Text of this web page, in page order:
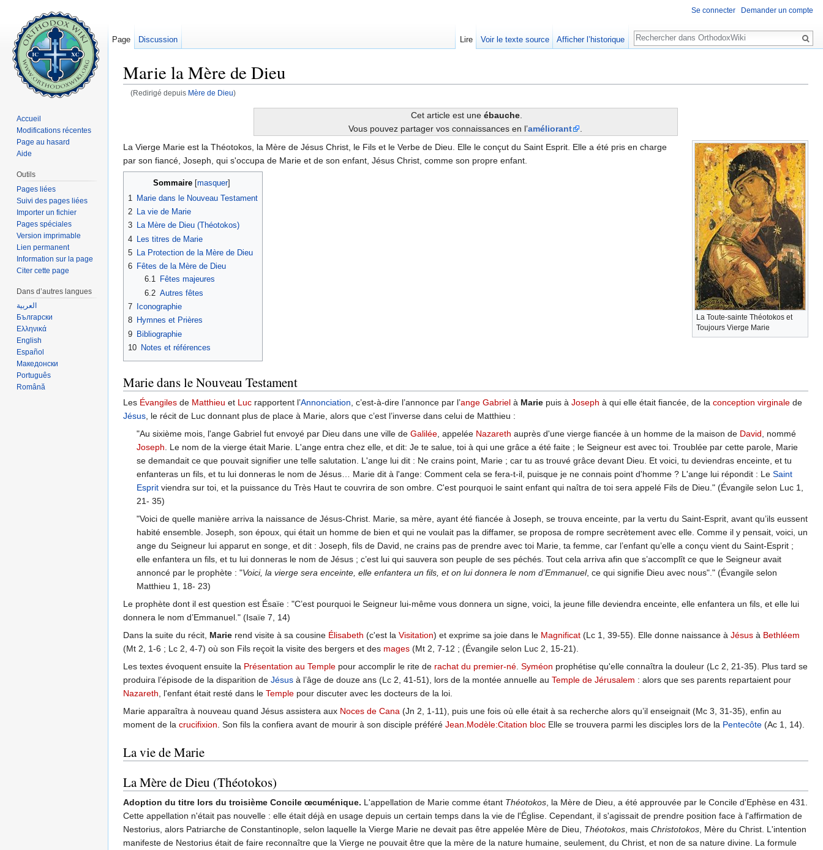
Marie la Mère de Dieu
(Redirigé depuis Mère de Dieu)
Cet article est uneébauche
Vous pouvez partager vos connaissances en l’améliorant
La Toute-sainte Théotokos et
Toujours Vierge Marie
La Vierge Marie est la Théotokos, la Mère de Jésus Christ, le Fils et le Verbe de Dieu. Elle le conçut du Saint Esprit. Elle a été pris en charge
par son fiancé, Joseph, qui s'occupa de Marie et de son enfant, Jésus Christ, comme son propre enfant.
Sommaire [masquer]
1
Marie dans le Nouveau Testament
2
La vie de Marie
3 La Mère de Dieu (Théotokos)
4 Les titres de Marie
5
La Protection de la Mère de Dieu
6 Fêtes de la Mère de Dieu
6.1
Fêtes majeures
6.2 Autres fêtes
7
Iconographie
8 Hymnes et Prières
9 Bibliographie
10 Notes et références
Marie dans le Nouveau Testament
Les Évangiles de Matthieu et Luc rapportent l’Annonciation , c’est-à-dire l’annonce par l’ange Gabriel à Marie puis à Joseph à qui elle était fiancée, de la conception virginale de
Jésus , le récit de Luc donnant plus de place à Marie, alors que c’est l’inverse dans celui de Matthieu :
"Au sixième mois, l'ange Gabriel fut envoyé par Dieu dans une ville deGalilée , appelée Nazareth auprès d'une vierge fiancée à un homme de la maison de David , nommé
Joseph . Le nom de la vierge était Marie. L'ange entra chez elle, et dit: Je te salue, toi à qui une grâce a été faite ; le Seigneur est avec toi. Troublée par cette parole, Marie
se demandait ce que pouvait signifier une telle salutation. L'ange lui dit : Ne crains point, Marie ; car tu as trouvé grâce devant Dieu. Et voici, tu deviendras enceinte, et tu
enfanteras un fils, et tu lui donneras le nom de Jésus… Marie dit à l'ange: Comment cela se fera-t-il, puisque je ne connais point d'homme ? L'ange lui répondit : LeSaint
Esprit viendra sur toi, et la puissance du Très Haut te couvrira de son ombre. C'est pourquoi le saint enfant qui naîtra de toi sera appelé Fils de Dieu." (Évangile selon Luc 1,
21- 35)
"Voici de quelle manière arriva la naissance de Jésus-Christ. Marie, sa mère, ayant été fiancée à Joseph, se trouva enceinte, par la vertu du Saint-Esprit, avant qu’ils eussent
habité ensemble. Joseph, son époux, qui était un homme de bien et qui ne voulait pas la diffamer, se proposa de rompre secrètement avec elle. Comme il y pensait, voici, un
ange du Seigneur lui apparut en songe, et dit : Joseph, fils de David, ne crains pas de prendre avec toi Marie, ta femme, car l’enfant qu’elle a conçu vient du Saint-Esprit ;
elle enfantera un fils, et tu lui donneras le nom de Jésus ; c’est lui qui sauvera son peuple de ses péchés. Tout cela arriva afin que s’accomplît ce que le Seigneur avait
annoncé par le prophète : "Voici, la vierge sera enceinte, elle enfantera un fils, et on lui donnera le nom d’Emmanuel, ce qui signifie Dieu avec nous"." (Évangile selon
Matthieu 1, 18- 23)
Le prophète dont il est question est Ésaïe : "C’est pourquoi le Seigneur lui-même vous donnera un signe, voici, la jeune fille deviendra enceinte, elle enfantera un fils, et elle lui
donnera le nom d’Emmanuel." (Isaïe 7, 14)
Dans la suite du récit, Marie rend visite à sa cousine Élisabeth (c'est la Visitation) et exprime sa joie dans le Magnificat (Lc 1, 39-55). Elle donne naissance à Jésus à Bethléem
(Mt 2, 1-6 ; Lc 2, 4-7) où son Fils reçoit la visite des bergers et des mages (Mt 2, 7-12 ; (Évangile selon Luc 2, 15-21).
Les textes évoquent ensuite la Présentation au Temple pour accomplir le rite de rachat du premier-né Syméon prophétise qu'elle connaîtra la douleur (Lc 2, 21-35). Plus tard se
produira l’épisode de la disparition de Jésus à l’âge de douze ans (Lc 2, 41-51), lors de la montée annuelle au Temple de Jérusalem : alors que ses parents repartaient pour
Nazareth , l'enfant était resté dans le Temple pour discuter avec les docteurs de la loi.
Marie apparaîtra à nouveau quand Jésus assistera aux Noces de Cana (Jn 2, 1-11), puis une fois où elle était à sa recherche alors qu’il enseignait (Mc 3, 31-35), enfin au
moment de la crucifixion . Son fils la confiera avant de mourir à son disciple préféré Jean Modèle:Citation bloc Elle se trouvera parmi les disciples lors de la Pentecôte (Ac 1, 14).
La vie de Marie
La Mère de Dieu (Théotokos)
Adoption du titre lors du troisième Concile œcuménique. L'appellation de Marie comme étant Théotokos , la Mère de Dieu, a été approuvée par le Concile d'Ephèse en 431.
Cette appellation n'était pas nouvelle : elle était déjà en usage depuis un certain temps dans la vie de l'Église. Cependant, il s'agissait de prendre position face à l'affirmation de
Nestorius, alors Patriarche de Constantinople, selon laquelle la Vierge Marie ne devait pas être appelée Mère de Dieu, Théotokos , mais Christotokos , Mère du Christ. L'intention
manifeste de Nestorius était de faire reconnaître que la Vierge ne pouvait être que la mère de la nature humaine, seulement, du Christ, et non de sa nature divine. La formule
Se connecter Demander un compte
Page Discussion Lire Voir le texte source Afficher l’historique
Rechercher
Accueil
Modifications récentes
Page au hasard
Aide
Outils
Pages liées
Suivi des pages liées
Importer un fichier
Pages spéciales
Version imprimable
Lien permanent
Information sur la page
Citer cette page
Dans d’autres langues
العربية
Български
Ελληνικά
English
Español
Македонски
Português
Română